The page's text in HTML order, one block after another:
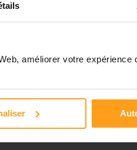
améliorer votre expérience
Disponible de 00:00 à 00:00